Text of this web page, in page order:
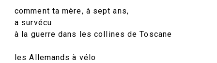
comment ta mère, à sept ans,
a survécu
à la guerre dans les collines de Toscane
les Allemands à vélo